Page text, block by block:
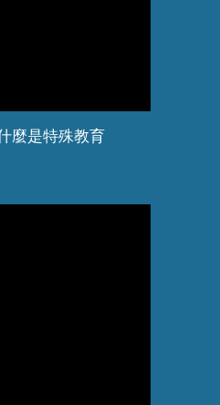
麼是特殊教育